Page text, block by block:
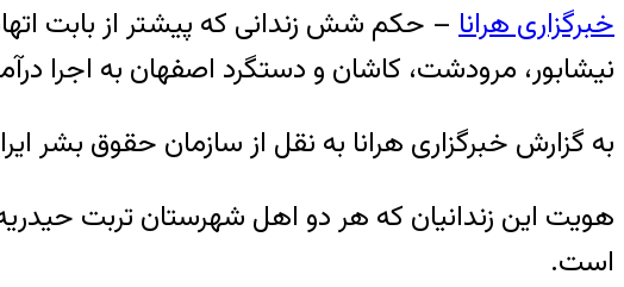
خبرگزاری هرانا – حکم شش زندانی که پیشتر از بابت
نیشابور، مرودشت، کاشان و دستگرد اصفهان به اجرا
به گزارش خبرگزاری هرانا به نقل از سازمان حقوق بشر ایران، سحرگاه روز چهارشنبه ۶ خردادماه،
است.